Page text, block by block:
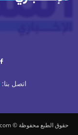
اتصل بنا:
حقوق الطبع محفوظة © almustaqel-news.com